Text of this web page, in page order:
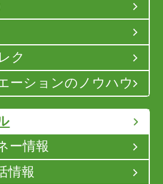
ク
ーションのノウハウ
ー情報
情報